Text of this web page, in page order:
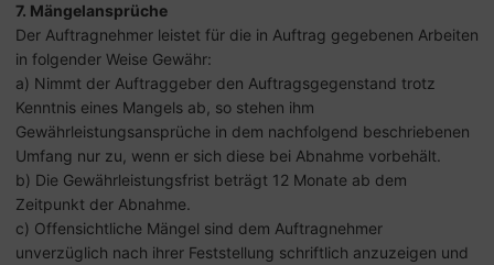
7. Mängelansprüche
Der Auftragnehmer leistet für die in Auftrag gegebenen Arbeiten
in folgender Weise Gewähr:
a) Nimmt der Auftraggeber den Auftragsgegenstand trotz
Kenntnis eines Mangels ab, so stehen ihm
Gewährleistungsansprüche in dem nachfolgend beschriebenen
Umfang nur zu, wenn er sich diese bei Abnahme vorbehält.
b) Die Gewährleistungsfrist beträgt 12 Monate ab dem
Zeitpunkt der Abnahme.
c) Offensichtliche Mängel sind dem Auftragnehmer
unverzüglich nach ihrer Feststellung schriftlich anzuzeigen und